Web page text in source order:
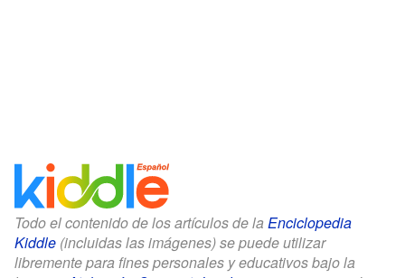
Todo el contenido de los artículos de la Enciclopedia
Kiddle (incluidas las imágenes) se puede utilizar
libremente para fines personales y educativos bajo la